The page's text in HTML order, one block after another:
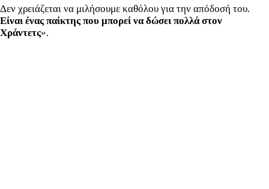
Δεν χρειάζεται να μιλήσουμε καθόλου για την απόδοσή του.
Είναι ένας παίκτης που μπορεί να δώσει πολλά στον
Χράντετς».